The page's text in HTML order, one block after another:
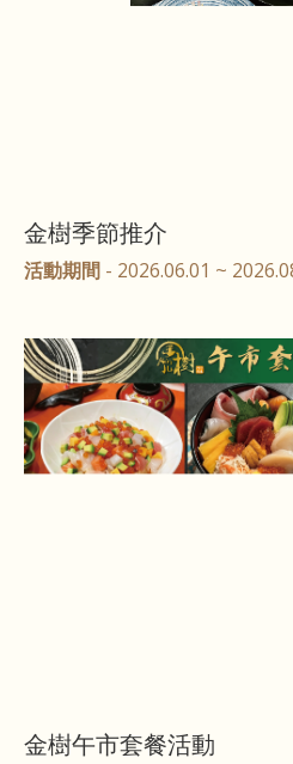
金樹季節推介
活動期間 - 2026.06.01 ~
金樹午市套餐活動